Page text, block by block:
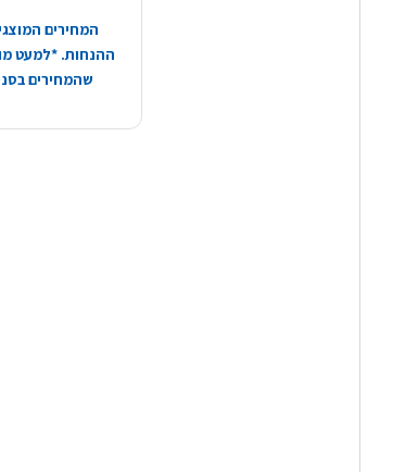
המחירים
ההנחות. *למעט
שהמחירים